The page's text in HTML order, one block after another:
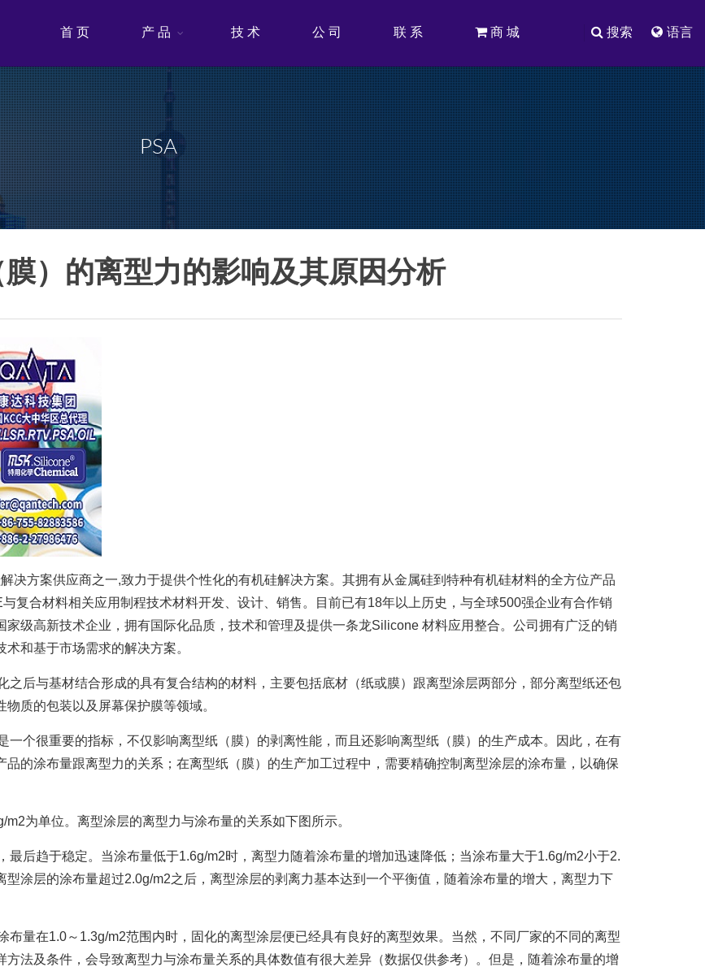
语言
搜索
首 页 产 品 技 术 公 司 联 系 商 城
PSA
）的离型力的影响及其原因分析
决方案供应商之一,致力于提供个性化的有机硅解决方案。其拥有从金属硅到特种有机硅材料的全方位产品
复合材料相关应用制程技术材料开发、设计、销售。目前已有18年以上历史，与全球500强企业有合作销
级高新技术企业，拥有国际化品质，技术和管理及提供一条龙Silicone 材料应用整合。公司拥有广泛的销
和基于市场需求的解决方案。
之后与基材结合形成的具有复合结构的材料，主要包括底材（纸或膜）跟离型涂层两部分，部分离型纸还包
质的包装以及屏幕保护膜等领域。
一个很重要的指标，不仅影响离型纸（膜）的剥离性能，而且还影响离型纸（膜）的生产成本。因此，在有
的涂布量跟离型力的关系；在离型纸（膜）的生产加工过程中，需要精确控制离型涂层的涂布量，以确保
为单位。离型涂层的离型力与涂布量的关系如下图所示。
最后趋于稳定。当涂布量低于1.6g/m2时，离型力随着涂布量的增加迅速降低；当涂布量大于1.6g/m2小于2.
涂层的涂布量超过2.0g/m2之后，离型涂层的剥离力基本达到一个平衡值，随着涂布量的增大，离型力下
布量在1.0～1.3g/m2范围内时，固化的离型涂层便已经具有良好的离型效果。当然，不同厂家的不同的离型
法及条件，会导致离型力与涂布量关系的具体数值有很大差异（数据仅供参考）。但是，随着涂布量的增